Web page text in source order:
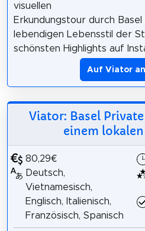
visuellen
Erkundungstour durch
lebendigen Lebensstil der
schönsten Highlights auf
Auf Viator
Viator: Basel
einem
80,29€
Deutsch,
Vietnamesisch,
Englisch, Italienisch,
Französisch, Spanisch